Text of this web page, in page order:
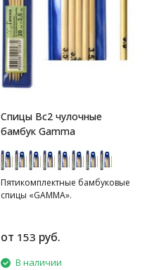
Спицы Bc2 чулочные
бамбук Gamma
Пятикомплектные бамбуковые
спицы «GAMMA».
от 153 руб.
В наличии